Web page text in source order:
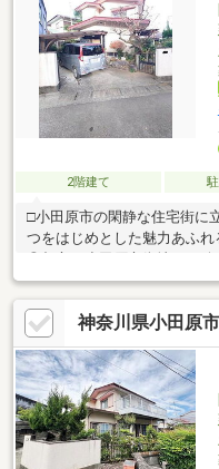
2階建て
□小田原市の閑静な住宅街に
つをはじめとした魅力あふ
神奈川県小田原